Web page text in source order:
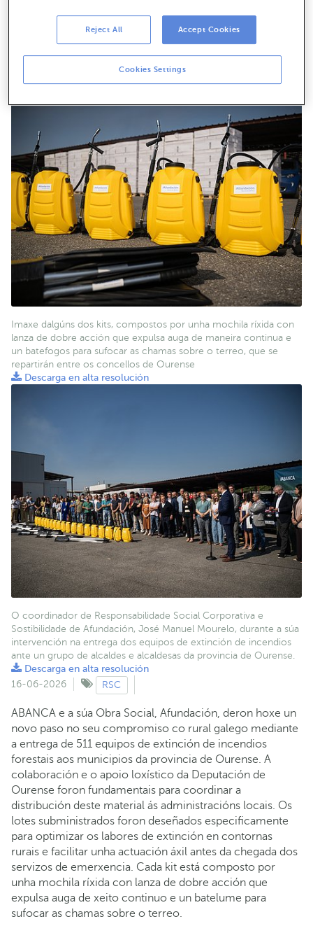
José María Jardón, director territorial de ABANCA en Ourense,
durante a súa intervención.
Descarga en alta resolución
Imaxe dalgúns dos kits, compostos por unha mochila ríxida con
lanza de dobre acción que expulsa auga de maneira continua e
un batefogos para sufocar as chamas sobre o terreo, que se
repartirán entre os concellos de Ourense
Descarga en alta resolución
O coordinador de Responsabilidade Social Corporativa e
Sostibilidade de Afundación, José Manuel Mourelo, durante a súa
intervención na entrega dos equipos de extinción de incendios
ante un grupo de alcaldes e alcaldesas da provincia de Ourense.
Descarga en alta resolución
16-06-2026
RSC
ABANCA e a súa Obra Social, Afundación, deron hoxe un
novo paso no seu compromiso co rural galego mediante
a entrega de 511 equipos de extinción de incendios
forestais aos municipios da provincia de Ourense. A
colaboración e o apoio loxístico da Deputación de
Ourense foron fundamentais para coordinar a
distribución deste material ás administracións locais. Os
lotes subministrados foron deseñados especificamente
para optimizar os labores de extinción en contornas
rurais e facilitar unha actuación áxil antes da chegada dos
servizos de emerxencia. Cada kit está composto por
unha mochila ríxida con lanza de dobre acción que
expulsa auga de xeito continuo e un batelume para
sufocar as chamas sobre o terreo.
Cookies Settings
Reject All Accept Cookies